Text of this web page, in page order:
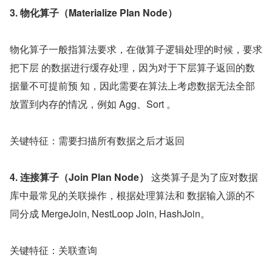
3. 物化算子（Materialize Plan Node）
物化算子一般指算法要求，在做算子逻辑处理的时候，要求
把下层 的数据进行缓存处理，因为对于下层算子返回的数
据量不可提前预 知，因此需要在算法上考虑数据无法全部
放置到内存的情况，例如 Agg、Sort 。
关键特征：需要扫描所有数据之后才返回
4. 连接算子（Join Plan Node） 这类算子是为了应对数据
库中最常见的关联操作，根据处理算法和 数据输入源的不
同分成 MergeJoin, NestLoop Join, HashJoin。
关键特征：关联查询